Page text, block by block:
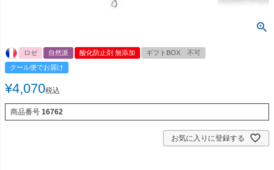
ロゼ 自然派 酸化防止剤 無添加
ギフトBOX 不可
クール便でお届け
¥4,070税込
商品番号 16762
お気に入りに登録する